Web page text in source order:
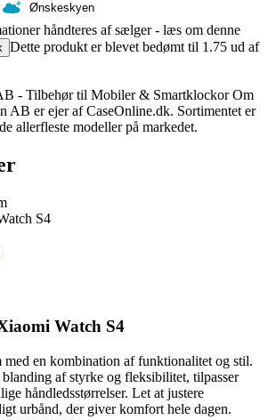
Ønskeskyen
håndteres af sælger - læs om denne
Dette produkt er blevet bedømt til 1.75 ud af
- Tilbehør til Mobiler & Smartklockor Om
AB er ejer af CaseOnline.dk. Sortimentet er
allerfleste modeller på markedet.
S4
Watch S4
med en kombination af funktionalitet og stil.
af styrke og fleksibilitet, tilpasser
håndledsstørrelser. Let at justere
urbånd, der giver komfort hele dagen.